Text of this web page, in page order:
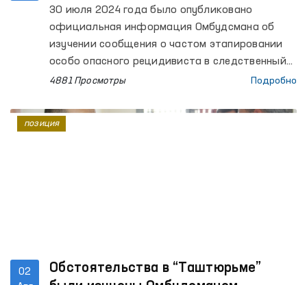
сообщение о частом этапировании
особо опасного рецидивиста в
следственный изолятор
30 июля 2024 года было опубликовано
официальная информация Омбудсмана об
изучении сообщения о частом этапировании
особо опасного рецидивиста в следственный
изолятор.
4881 Просмотры Подробно
02
Обстоятельства в “Таштюрьме”
позиция